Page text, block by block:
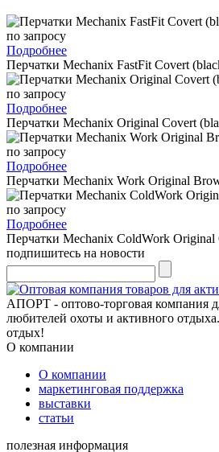
по запросу
Подробнее
Перчатки Mechanix FastFit Covert
по запросу
Подробнее
Перчатки Mechanix Original Covert
по запросу
Подробнее
Перчатки Mechanix Work Original
по запросу
Подробнее
Перчатки Mechanix ColdWork Original
подпишитесь на новости
АПОРТ - оптово-торговая компания
любителей охоты и активного
отдых!
О компании
О компании
маркетинговая поддержка
выставки
статьи
полезная информация